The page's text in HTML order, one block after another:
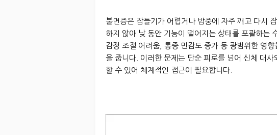
불면증은 잠들기가 어렵거나 밤중에 자주 깨고 다시
하지 않아 낮 동안 기능이 떨어지는 상태를 포괄하는
감정 조절 어려움, 통증 민감도 증가 등 광범위한 영
을 줍니다. 이러한 문제는 단순 피로를 넘어 신체 대
할 수 있어 체계적인 접근이 필요합니다.